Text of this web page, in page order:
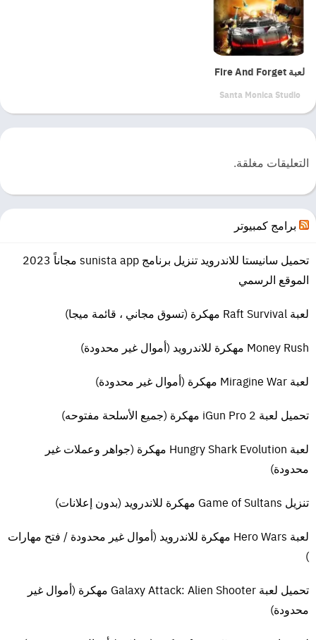
والجدير بالذكر أن موقع أي جي إن أصدر قرار بأنها ثاني أفضل لعبة في تاريخ
على كل أنواع أجهزة الهواتف الذكية للأندرويد والآيفون.
تدور أحداث اللعبة عن مكافأة كريتوس، والذي أصبح إله الحرب وأخذ مكان
Ares حيث جلس على عرشه، انتشرت الحروب في الأرض وأصبح كريتوس
مكروه من الجميع، فقرر مساعدة جيوشه والنزول إلى أرض المعركة، ولكن
التصرف منه وتذكره بأنها هي من اختارته ليكون إله الحرب.
ينزل كريتوس إلى الأرض ويقابل تمثال عملاق، فيأتي صقر يقف على كتفه
ويبدأ حجم كريتوس في التقلص إلى أن يصبح في حجم الأدمي ولكن مع
الحفاظ على قوته، ويطير الصقر إلى التمثال العملاق فتبث به الروح، ويعتقد
ولا يستطيع كريتوس هزيمة التمثال لكبر حجمه، ويأتي الإله زيوس ويلقي له
سيف، ويطلب من كريتوس أن يضع كل قوته في هذا السيف حتى يستطيع
هزيمة التمثال العملاق، وبالفعل يقوم كريتوس بعمل ما طلبه منه الإله زيوس
ويحارب العملاق بكل شراسة وينتصر عليه، لكن للأسف يقع منه السيف ويفقد
كل قوته ويصبح ضعيف للغاية.
يعود الصقر مرة أخرى ويتحول إلى إله الآلهة زيوس، ويقتل كريتوس بعد قتال
غير متكافئ بينهما، ثم تأتي Gaya أم الطبيعة وتعرض على كريتوس أن يذهب
إلى أخوات القدر، إذ أنهم الوحيدون الذين يستطيعون التحكم بالوقت والقدر،
ويطلب منهم أن يعيدوه إلى لحظة موته للانتقام من زيوس، وبالفعل يبدأ
كريتوس سلسلة من العديد من المغامرات الشيقة.
بعض هذه المميزات وهي:
ولقد تم تطوير حركات اللعبة وإضافة حركات جديدة جعلتها ذات قيمة أكبر.
يمكن للاعب الحصول على العديد من الملابس الإضافية الجديدة عند إنهاء
كل مرحلة في اللعبة.
لعبة Fire And Forget
Santa Monica Studio
التعليقات مغلقة.
برامج كمبيوتر
تحميل سانيستا للاندرويد تنزيل برنامج sunista app مجاناً 2023
الموقع الرسمي
لعبة Raft Survival مهكرة (تسوق مجاني ، قائمة ميجا)
Money Rush مهكرة للاندرويد (أموال غير محدودة)
لعبة Miragine War مهكرة (أموال غير محدودة)
تحميل لعبة iGun Pro 2 مهكرة (جميع الأسلحة مفتوحه)
لعبة Hungry Shark Evolution مهكرة (جواهر وعملات غير
محدودة)
تنزيل Game of Sultans مهكرة للاندرويد (بدون إعلانات)
لعبة Hero Wars مهكرة للاندرويد (أموال غير محدودة / فتح مهارات
)
تحميل لعبة Galaxy Attack: Alien Shooter مهكرة (أموال غير
محدودة)